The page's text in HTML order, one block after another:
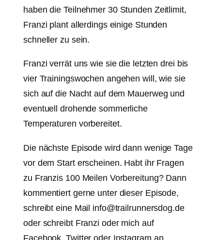
haben die Teilnehmer 30 Stunden Zeitlimit,
Franzi plant allerdings einige Stunden
schneller zu sein.
Franzi verrät uns wie sie die letzten drei bis
vier Trainingswochen angehen will, wie sie
sich auf die Nacht auf dem Mauerweg und
eventuell drohende sommerliche
Temperaturen vorbereitet.
Die nächste Episode wird dann wenige Tage
vor dem Start erscheinen. Habt ihr Fragen
zu Franzis 100 Meilen Vorbereitung? Dann
kommentiert gerne unter dieser Episode,
schreibt eine Mail info@trailrunnersdog.de
oder schreibt Franzi oder mich auf
Facebook, Twitter oder Instagram an.